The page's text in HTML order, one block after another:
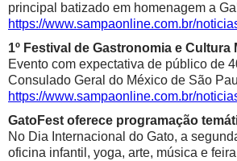
principal batizado em homenagem a
https://www.sampaonline.com.br/
1º Festival de Gastronomia e
Evento com expectativa de público de
Consulado Geral do México de São
https://www.sampaonline.com.br/
GatoFest oferece programação
No Dia Internacional do Gato, a
oficina infantil, yoga, arte, música e